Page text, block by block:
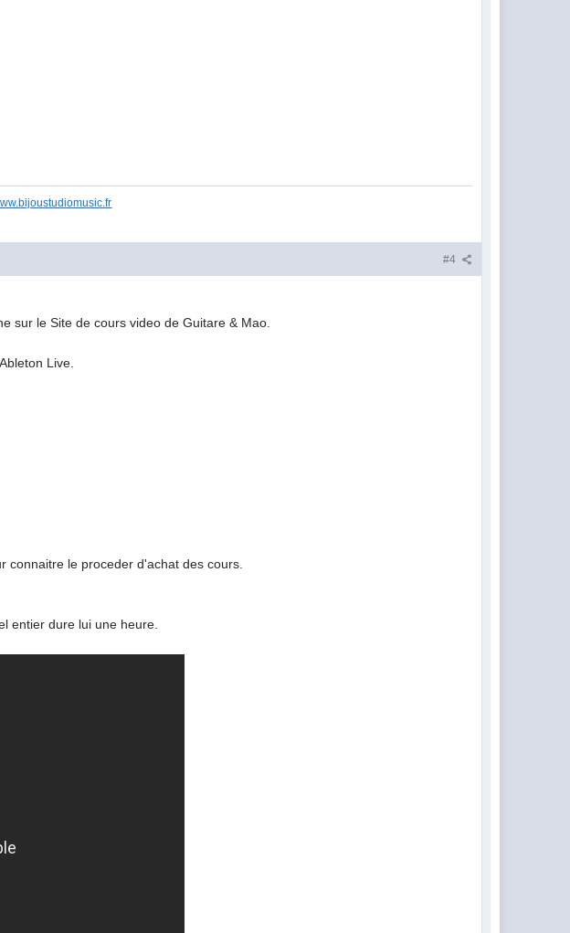
#4
sur le Site de cours video de Guitare & Mao.
Live.
connaitre le proceder d'achat des cours.
entier dure lui une heure.